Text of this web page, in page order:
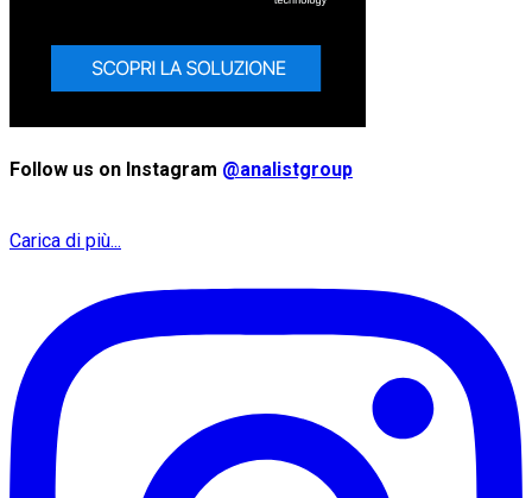
Follow us on Instagram @analistgroup
Carica di più...